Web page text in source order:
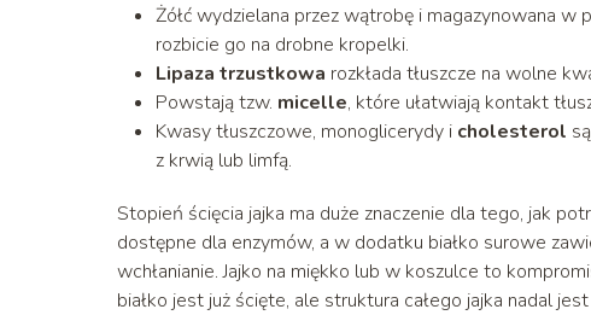
Żółć wydzielana przez wątrobę i magazynowana w
rozbicie go na drobne kropelki.
Lipaza trzustkowa rozkłada tłuszcze na wolne
Powstają tzw. micelle, które ułatwiają kontakt
Kwasy tłuszczowe, monoglicerydy i cholesterol
z krwią lub limfą.
Stopień ścięcia jajka ma duże znaczenie dla tego, jak
dostępne dla enzymów, a w dodatku białko surowe
wchłanianie. Jajko na miękko lub w koszulce to
białko jest już ścięte, ale struktura całego jajka nadal